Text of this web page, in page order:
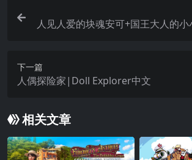
人见人爱的块魂安可+国王大人的
下一篇
人偶探险家|Doll Explorer中文
相关文章